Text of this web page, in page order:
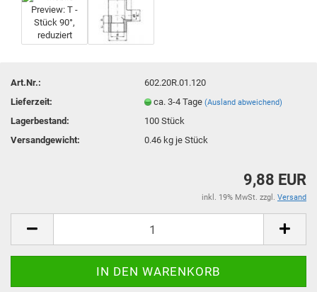
Art.Nr.:
602.20R.01.120
Lieferzeit:
ca. 3-4 Tage(Ausland abweichend)
Lagerbestand: 100Stück
Versandgewicht:
0.46 kg je Stück
9,88 EUR
inkl. 19% MwSt. zzgl. Versand